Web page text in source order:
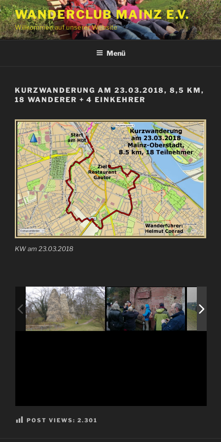
Zum
Inhalt
springen
WANDERCLUB MAINZ E.V.
Willkommen auf unserer Website
Menü
KURZWANDERUNG AM 23.03.2018, 8,5 KM,
18 WANDERER + 4 EINKEHRER
KW am 23.03.2018
POST VIEWS: 2.301